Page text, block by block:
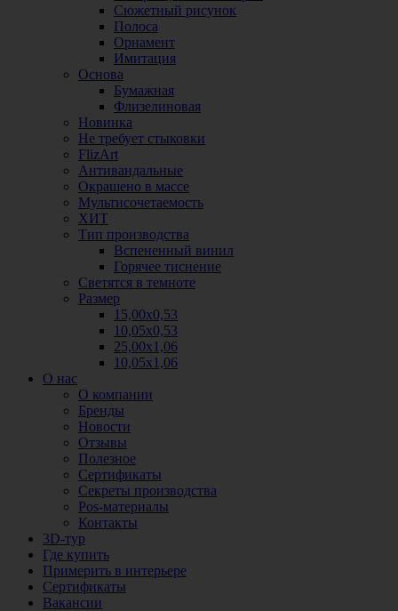
Сюжетный рисунок
Полоса
Орнамент
Имитация
Основа
Бумажная
Флизелиновая
Новинка
Не требует стыковки
FlizArt
Антивандальные
Окрашено в массе
Мультисочетаемость
ХИТ
Тип производства
Вспененный винил
Горячее тиснение
Светятся в темноте
Размер
15,00х0,53
10,05х0,53
25,00х1,06
10,05х1,06
О нас
О компании
Бренды
Новости
Отзывы
Полезное
Сертификаты
Секреты производства
Pos-материалы
Контакты
3D-тур
Где купить
Примерить в интерьере
Сертификаты
Вакансии